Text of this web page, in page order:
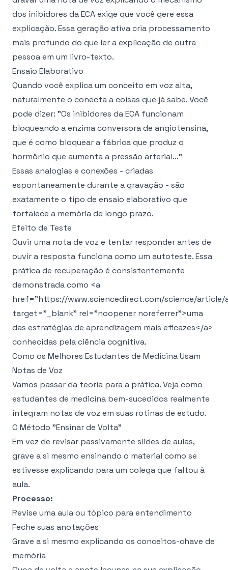
dos inibidores da ECA exige que você gere essa
explicação. Essa geração ativa cria processamento
mais profundo do que ler a explicação de outra
pessoa em um livro-texto.
Ensaio Elaborativo
Quando você explica um conceito em voz alta,
naturalmente o conecta a coisas que já sabe. Você
pode dizer: "Os inibidores da ECA funcionam
bloqueando a enzima conversora de angiotensina,
que é como bloquear a fábrica que produz o
hormônio que aumenta a pressão arterial..."
Essas analogias e conexões - criadas
espontaneamente durante a gravação - são
exatamente o tipo de ensaio elaborativo que
fortalece a memória de longo prazo.
Efeito de Teste
Ouvir uma nota de voz e tentar responder antes de
ouvir a resposta funciona como um autoteste. Essa
prática de recuperação é consistentemente
demonstrada como <a
href="https://www.sciencedirect.com/science/article/
target="_blank" rel="noopener noreferrer">uma
das estratégias de aprendizagem mais eficazes</a>
conhecidas pela ciência cognitiva.
Como os Melhores Estudantes de Medicina Usam
Notas de Voz
Vamos passar da teoria para a prática. Veja como
estudantes de medicina bem-sucedidos realmente
integram notas de voz em suas rotinas de estudo.
O Método "Ensinar de Volta"
Em vez de revisar passivamente slides de aulas,
grave a si mesmo ensinando o material como se
estivesse explicando para um colega que faltou à
aula.
Processo:
Revise uma aula ou tópico para entendimento
Feche suas anotações
Grave a si mesmo explicando os conceitos-chave de
memória